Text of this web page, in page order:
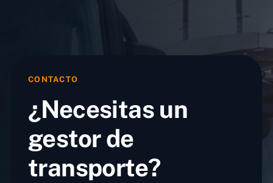
CONTACTO
¿Necesitas un
gestor de
transporte?